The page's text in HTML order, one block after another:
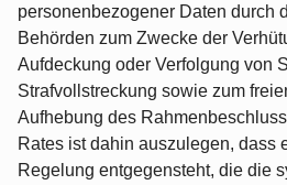
personenbezogener Daten durch
Behörden zum Zwecke der
Aufdeckung oder Verfolgung von
Strafvollstreckung sowie zum
Aufhebung des
Rates ist dahin auszulegen, dass
Regelung entgegensteht, die die